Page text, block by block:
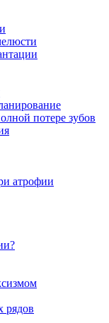
потере зубов
атрофии
рядов